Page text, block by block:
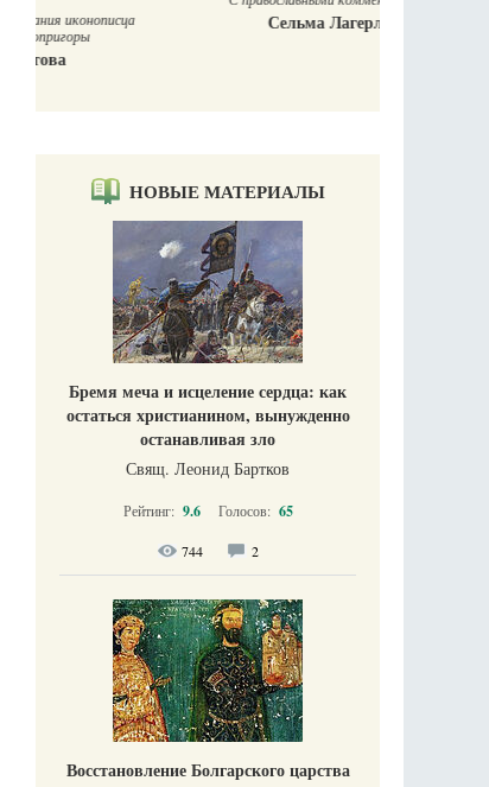
Сельма Лагерлёф
НОВЫЕ МАТЕРИАЛЫ
Бремя меча и исцеление сердца: как
остаться христианином, вынужденно
останавливая зло
Свящ. Леонид Бартков
Рейтинг: 9.6 Голосов: 65
744 2
Восстановление Болгарского царства